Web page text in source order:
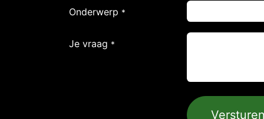
Onderwerp *
Je vraag *